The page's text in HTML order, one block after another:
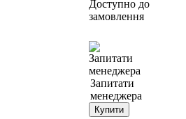
Доступно до
замовлення
Запитати
менеджера
Купити